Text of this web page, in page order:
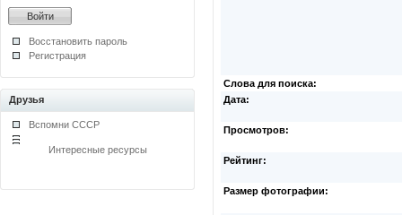
Восстановить пароль
Регистрация
Друзья
Вспомни СССР
Интересные ресурсы
Слова для поиска:
Дата:
Просмотров:
Рейтинг:
Размер фотографии: